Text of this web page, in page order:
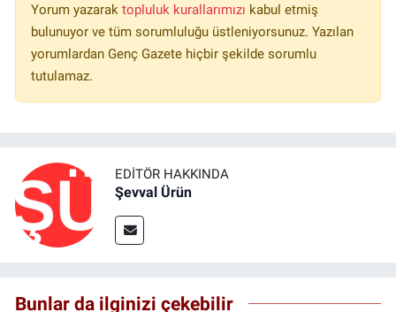
Yorum yazarak topluluk kurallarımızı kabul etmiş
bulunuyor ve tüm sorumluluğu üstleniyorsunuz. Yazılan
yorumlardan Genç Gazete hiçbir şekilde sorumlu
tutulamaz.
EDITÖR HAKKINDA
Şevval Ürün
Bunlar da ilginizi çekebilir